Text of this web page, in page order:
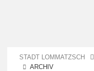
STADT LOMMATZSCH
ARCHIV